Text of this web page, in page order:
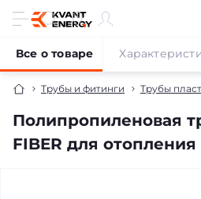
Трубы и фитинги Трубы
Полипропиленовая
FIBER для отопления
Все о товаре